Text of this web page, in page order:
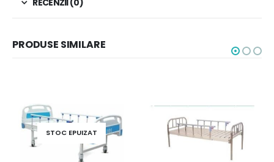
RECENZII (0)
PRODUSE SIMILARE
STOC EPUIZAT